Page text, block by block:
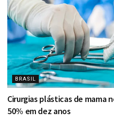
BRASIL
Cirurgias plásticas de mama
50% em dez anos